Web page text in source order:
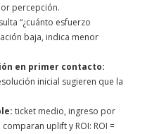
percepción.
“¿cuánto esfuerzo
baja, indica menor
en primer contacto:
inicial sugieren que la
ticket medio, ingreso por
uplift y ROI: ROI =